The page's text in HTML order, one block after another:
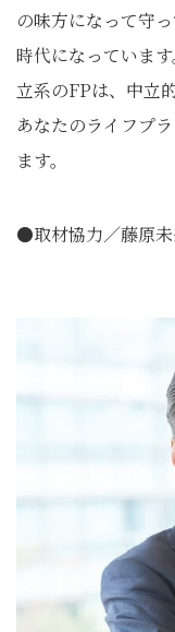
の味方になって守
時代になっていま
立系のFPは、中立
あなたのライフプ
ます。
●取材協力／藤原未